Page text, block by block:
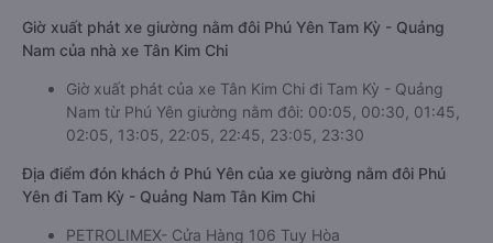
Giờ xuất phát xe giường nằm đôi Phú Yên Tam Kỳ - Quảng
Nam của nhà xe Tân Kim Chi
Giờ xuất phát của xe Tân Kim Chi đi Tam Kỳ - Quảng
Nam từ Phú Yên giường nằm đôi: 00:05, 00:30, 01:45,
02:05, 13:05, 22:05, 22:45, 23:05, 23:30
Địa điểm đón khách ở Phú Yên của xe giường nằm đôi Phú
Yên đi Tam Kỳ - Quảng Nam Tân Kim Chi
PETROLIMEX- Cửa Hàng 106 Tuy Hòa